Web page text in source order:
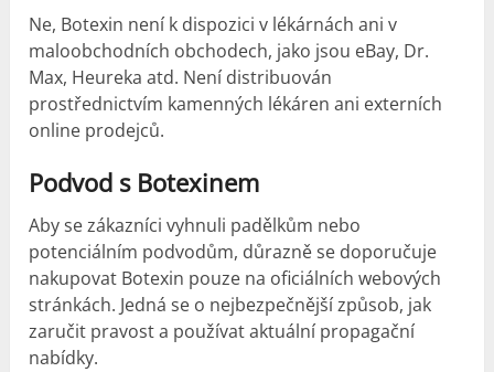
Ne, Botexin není k dispozici v lékárnách ani v
maloobchodních obchodech, jako jsou eBay, Dr.
Max, Heureka atd. Není distribuován
prostřednictvím kamenných lékáren ani externích
online prodejců.
Podvod s Botexinem
Aby se zákazníci vyhnuli padělkům nebo
potenciálním podvodům, důrazně se doporučuje
nakupovat Botexin pouze na oficiálních webových
stránkách. Jedná se o nejbezpečnější způsob, jak
zaručit pravost a používat aktuální propagační
nabídky.